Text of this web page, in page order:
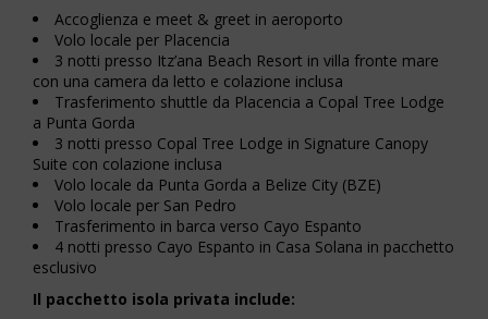
Accoglienza e meet & greet in aeroporto
Volo locale per Placencia
3 notti presso Itz’ana Beach Resort in villa fronte mare
con una camera da letto e colazione inclusa
Trasferimento shuttle da Placencia a Copal Tree Lodge
a Punta Gorda
3 notti presso Copal Tree Lodge in Signature Canopy
Suite con colazione inclusa
Volo locale da Punta Gorda a Belize City (BZE)
Volo locale per San Pedro
Trasferimento in barca verso Cayo Espanto
4 notti presso Cayo Espanto in Casa Solana in pacchetto
esclusivo
Il pacchetto isola privata include: